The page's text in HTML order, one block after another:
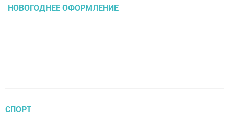
НОВОГОДНЕЕ ОФОРМЛЕНИЕ
СПОРТ